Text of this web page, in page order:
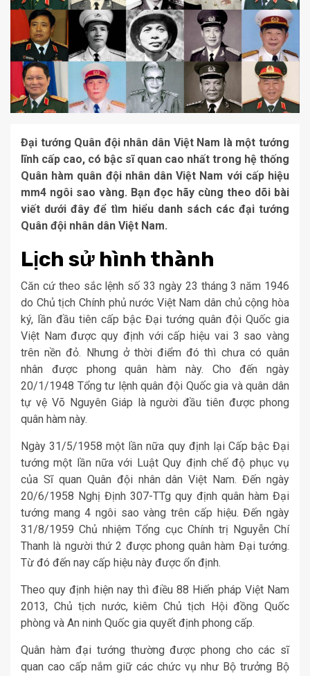
Đại tướng Quân đội nhân dân Việt Nam là một tướng
lĩnh cấp cao, có bậc sĩ quan cao nhất trong hệ thống
Quân hàm quân đội nhân dân Việt Nam với cấp hiệu
mm4 ngôi sao vàng. Bạn đọc hãy cùng theo dõi bài
viết dưới đây để tìm hiểu danh sách các đại tướng
Quân đội nhân dân Việt Nam.
Lịch sử hình thành
Căn cứ theo sắc lệnh số 33 ngày 23 tháng 3 năm 1946
do Chủ tịch Chính phủ nước Việt Nam dân chủ cộng hòa
ký, lần đầu tiên cấp bậc Đại tướng quân đội Quốc gia
Việt Nam được quy định với cấp hiệu vai 3 sao vàng
trên nền đỏ. Nhưng ở thời điểm đó thì chưa có quân
nhân được phong quân hàm này. Cho đến ngày
20/1/1948 Tổng tư lệnh quân đội Quốc gia và quân dân
tự vệ Võ Nguyên Giáp là người đầu tiên được phong
quân hàm này.
Ngày 31/5/1958 một lần nữa quy định lại Cấp bậc Đại
tướng một lần nữa với Luật Quy định chế độ phục vụ
của Sĩ quan Quân đội nhân dân Việt Nam. Đến ngày
20/6/1958 Nghị Định 307-TTg quy định quân hàm Đại
tướng mang 4 ngôi sao vàng trên cấp hiệu. Đến ngày
31/8/1959 Chủ nhiệm Tổng cục Chính trị Nguyễn Chí
Thanh là người thứ 2 được phong quân hàm Đại tướng.
Từ đó đến nay cấp hiệu này được ổn định.
Theo quy định hiện nay thì điều 88 Hiến pháp Việt Nam
2013, Chủ tịch nước, kiêm Chủ tịch Hội đồng Quốc
phòng và An ninh Quốc gia quyết định phong cấp.
Quân hàm đại tướng thường được phong cho các sĩ
quan cao cấp nắm giữ các chức vụ như Bộ trưởng Bộ